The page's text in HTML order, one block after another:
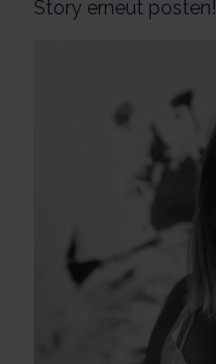
Story erneut posten!